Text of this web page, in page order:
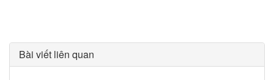
Bài viết liên quan